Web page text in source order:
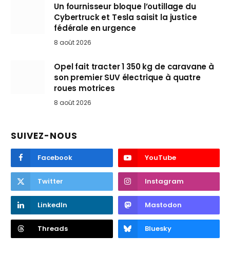
Un fournisseur bloque l’outillage du
Cybertruck et Tesla saisit la justice
fédérale en urgence
8 août 2026
Opel fait tracter 1 350 kg de caravane à
son premier SUV électrique à quatre
roues motrices
8 août 2026
SUIVEZ-NOUS
Facebook YouTube
Twitter Instagram
LinkedIn Mastodon
Threads Bluesky